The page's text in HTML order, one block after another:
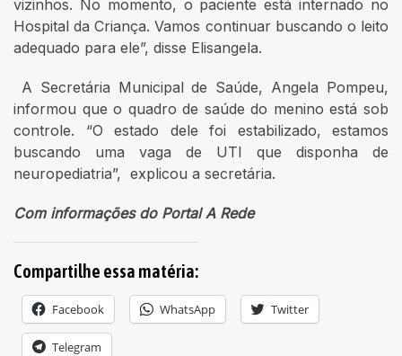
vizinhos. No momento, o paciente está internado no
Hospital da Criança. Vamos continuar buscando o leito
adequado para ele”, disse Elisangela.
A Secretária Municipal de Saúde, Angela Pompeu,
informou que o quadro de saúde do menino está sob
controle. “O estado dele foi estabilizado, estamos
buscando uma vaga de UTI que disponha de
neuropediatria”, explicou a secretária.
Com informações do Portal A Rede
Compartilhe essa matéria:
Facebook WhatsApp Twitter
Telegram